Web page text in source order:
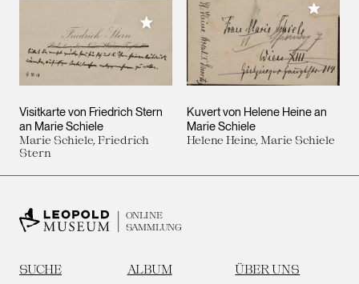
Visitkarte von Friedrich Stern
an Marie Schiele
Marie Schiele, Friedrich
Stern
Meiner Sammlung hinzufügen
Kuvert von Helene Heine an
Marie Schiele
Helene Heine, Marie Schiele
Meiner
ONLINE
SAMMLUNG
SUCHE ALBUM ÜBER UNS